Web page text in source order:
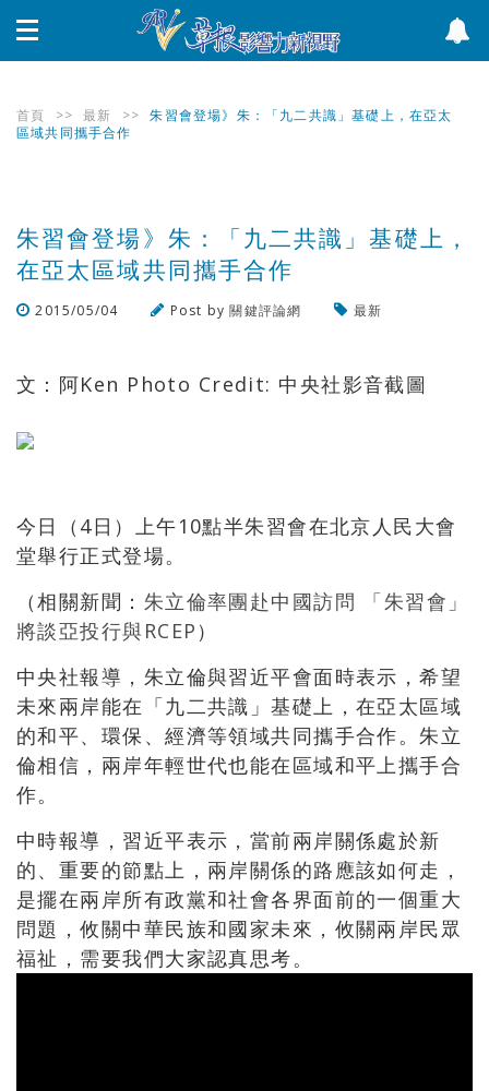
首頁 >> 最新 >>
朱習會登場》朱：「九二共識」基礎上，在亞太
區域共同攜手合作
朱習會登場》朱：「九二共識」基礎上，
在亞太區域共同攜手合作
2015/05/04 Post by關鍵評論網
最新
文：阿Ken Photo Credit: 中央社影音截圖
今日（4日）上午10點半朱習會在北京人民大會
堂舉行正式登場。
（相關新聞： 朱立倫率團赴中國訪問 「朱習會」
將談亞投行與RCEP ）
中央社報導，朱立倫與習近平會面時表示，希望
未來兩岸能在「九二共識」基礎上，在亞太區域
的和平、環保、經濟等領域共同攜手合作。朱立
倫相信，兩岸年輕世代也能在區域和平上攜手合
作。
中時報導，習近平表示，當前兩岸關係處於新
的、重要的節點上，兩岸關係的路應該如何走，
是擺在兩岸所有政黨和社會各界面前的一個重大
問題，攸關中華民族和國家未來，攸關兩岸民眾
福祉，需要我們大家認真思考。